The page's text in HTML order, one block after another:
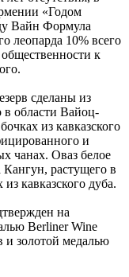
«Годом
Вайн Формула
леопарда 10% всего
к
сделаны из
в области Вайоц-
из кавказского
и
чанах. Оваз белое
Кангун, растущего в
кавказского дуба.
на
Berliner Wine
и золотой медалью